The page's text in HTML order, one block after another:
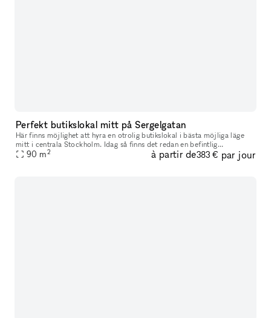
Perfekt butikslokal mitt på Sergelgatan
Här finns möjlighet att hyra en otrolig butikslokal i bästa möjliga läge
mitt i centrala Stockholm. Idag så finns det redan en befintlig
sminkbutik på plats med hyllor och möbler. Lokalen är anpassad
90 m2 à partir de383 € par jour